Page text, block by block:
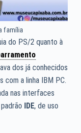
família
do PS/2 quanto à
dos já conhecidos
com a linha IBM PC.
nas interfaces
IDE, de uso